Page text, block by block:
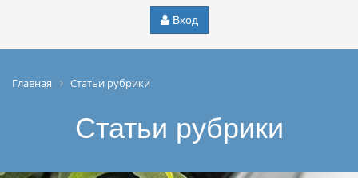
Вход
Главная Статьи рубрики
Статьи рубрики